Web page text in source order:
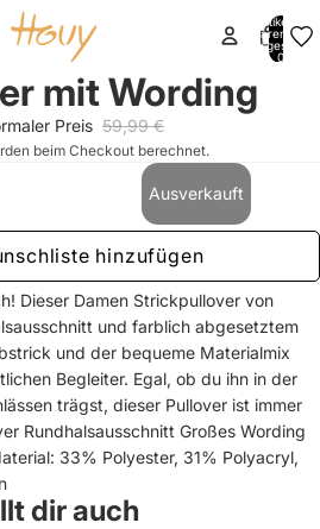
Artikel im
Warenkorb
insgesamt:
0
mit Wording
Preis 59,99 €
beim Checkout berechnet.
Ausverkauft
hinzufügen
Dieser Damen Strickpullover von
und farblich abgesetztem
und der bequeme Materialmix
Begleiter. Egal, ob du ihn in der
trägst, dieser Pullover ist immer
Rundhalsausschnitt Großes Wording
33% Polyester, 31% Polyacryl,
dir auch